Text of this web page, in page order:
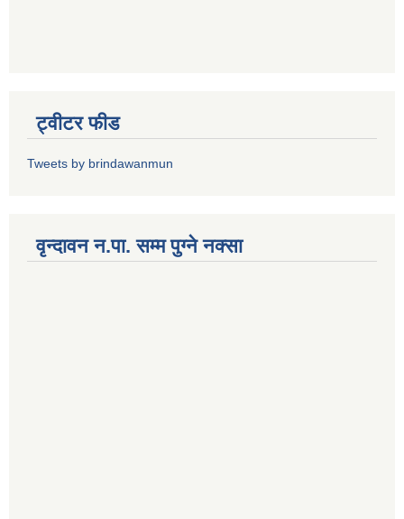
ट्वीटर फीड
Tweets by brindawanmun
वृन्दावन न.पा. सम्म पुग्ने नक्सा